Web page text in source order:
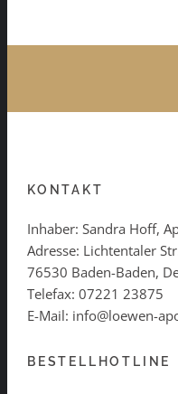
KONTAKT
Inhaber: Sandra Hoff,
Adresse: Lichtentaler
76530 Baden-Baden,
Telefax: 07221 23875
E-Mail: info@loewen-
BESTELLHOTLINE